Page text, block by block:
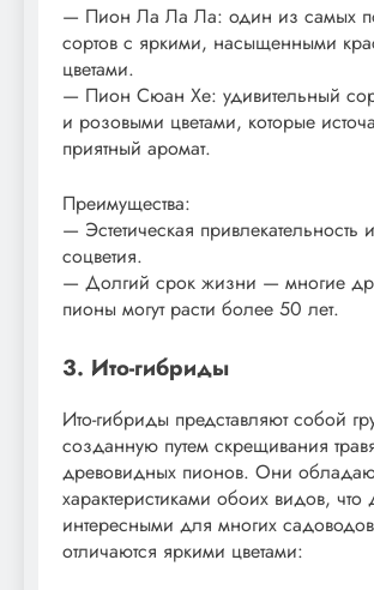
— Пион Ла Ла Ла: один из самых
сортов с яркими, насыщенными
цветами.
— Пион Сюан Хе: удивительный
и розовыми цветами, которые
приятный аромат.
Преимущества:
— Эстетическая
соцветия.
— Долгий срок жизни — многие
пионы могут расти более 50 лет.
3. Ито-гибриды
Ито-гибриды представляют собой
созданную путем скрещивания
древовидных пионов. Они
характеристиками обоих видов, что
интересными для многих
отличаются яркими цветами: